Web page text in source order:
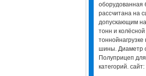
оборудованная
рассчитана на
допускающим
тонн и
шины. Диаметр
Полуприцеп для
категорий.